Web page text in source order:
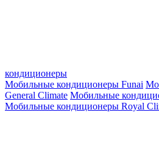
кондиционеры
Мобильные кондиционеры Funai
General Climate Мобильные
Мобильные кондиционеры Royal